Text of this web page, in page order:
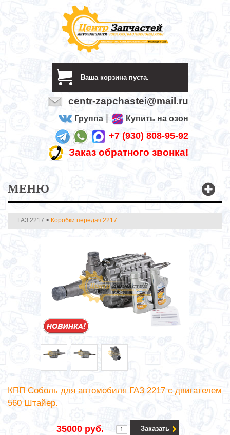
Ваша корзина пуста.
centr-zapchastei@mail.ru
Группа Купить на озон
+7 (930) 808-95-92
Заказ обратного звонка!
МЕНЮ
ГАЗ 2217 > Коробки передач 2217
КПП Соболь для автомобиля ГАЗ 2217 с двигателем
560 Штайер.
35000 руб. Заказать